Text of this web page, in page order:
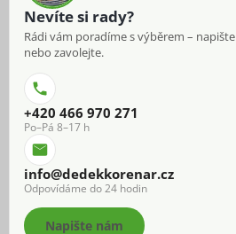
Nevíte si rady?
Rádi vám poradíme s výběrem – napište
nebo zavolejte.
+420 466 970 271
Po–Pá 8–17 h
info@dedekkorenar.cz
Odpovídáme do 24 hodin
Napište nám